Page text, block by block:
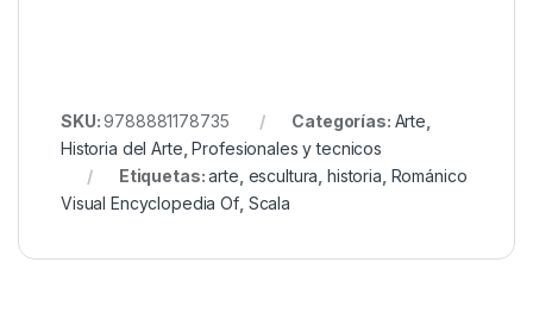
SKU:9788881178735 Categorías: Arte
Historia del Arte ,Profesionales y tecnicos
Etiquetas:arte escultura historia Románico
Visual Encyclopedia Of, Scala